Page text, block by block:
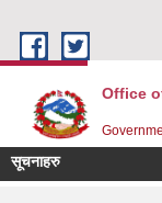
Office
सूचनाहरु